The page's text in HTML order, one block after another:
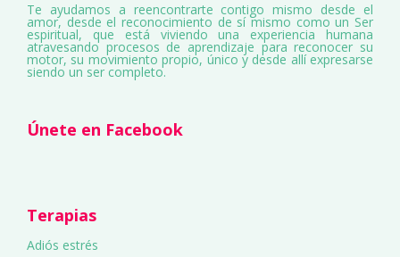
Te ayudamos a reencontrarte contigo mismo desde el
amor, desde el reconocimiento de sí mismo como un Ser
espiritual, que está viviendo una experiencia humana
atravesando procesos de aprendizaje para reconocer su
motor, su movimiento propio, único y desde allí expresarse
siendo un ser completo.
Únete en Facebook
Terapias
Adiós estrés